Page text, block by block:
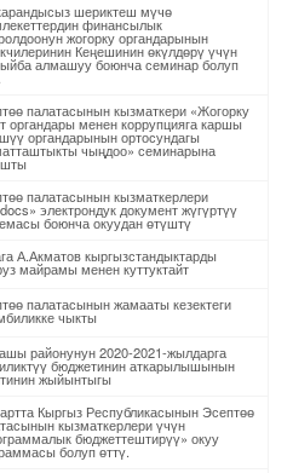
шериктеш мүчө
финансылык
жогорку органдарынын
Кеңешинин өкүлдөрү үчүн
алмашуу боюнча семинар болуп
палатасынын кызматкери «Жогорку
органдары менен коррупцияга каршы
органдарынын ортосундагы
чыңдоо» семинарына
палатасынын кызматкерлери
электрондук документ жүгүртүү
боюнча окуудан өтүштү
А.Акматов кыргызстандыктарды
майрамы менен куттуктайт
палатасынын жамааты кезектеги
чыкты
районунун 2020-2021-жылдарга
бюджетинин аткарылышынын
жыйынтыгы
Кыргыз Республикасынын Эсептөө
кызматкерлери үчүн
бюджеттештирүү» окуу
болуп өттү.